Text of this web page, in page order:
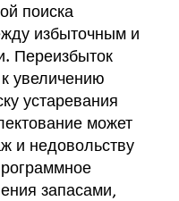
поиска
избыточным и
Переизбыток
увеличению
устаревания
может
и недовольству
запасами,